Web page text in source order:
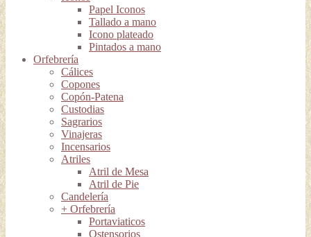
Papel Iconos
Tallado a mano
Icono plateado
Pintados a mano
Orfebrería
Cálices
Copones
Copón-Patena
Custodias
Sagrarios
Vinajeras
Incensarios
Atriles
Atril de Mesa
Atril de Pie
Candelería
+ Orfebrería
Portaviaticos
Ostensorios